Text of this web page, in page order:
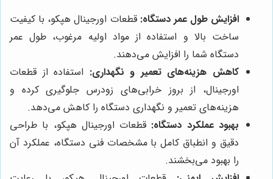
افزایش طول عمر دستگاه: قطعات اورجینال هپکو، با کیفیت
ساخت بالا و استفاده از مواد اولیه مرغوب، طول عمر
دستگاه شما را افزایش می‌دهند.
کاهش هزینه‌های تعمیر و نگهداری: استفاده از قطعات
اورجینال، از بروز خرابی‌های زودرس جلوگیری کرده و
هزینه‌های تعمیر و نگهداری دستگاه را کاهش می‌دهد.
بهبود عملکرد دستگاه: قطعات اورجینال هپکو، با طراحی
دقیق و انطباق کامل با مشخصات فنی دستگاه، عملکرد آن
را بهبود می‌بخشند.